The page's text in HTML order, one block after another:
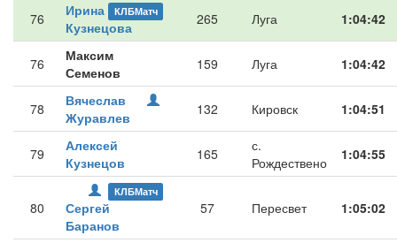
76 КЛБМатч
Ирина
Кузнецова
265 Луга 1:04:42
76
Максим
Семенов
159 Луга 1:04:42
78
Вячеслав
Журавлев
132 Кировск 1:04:51
79
Алексей
Кузнецов
165
с.
Рождествено
1:04:55
80
КЛБМатч
Сергей
Баранов
57 Пересвет 1:05:02